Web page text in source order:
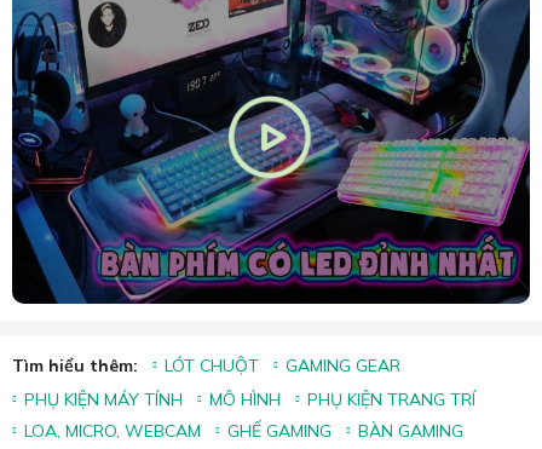
Tìm hiểu thêm: LÓT CHUỘT
GAMING GEAR
PHỤ KIỆN MÁY TÍNH
MÔ HÌNH
PHỤ KIỆN TRANG TRÍ
LOA, MICRO, WEBCAM
GHẾ GAMING
BÀN GAMING